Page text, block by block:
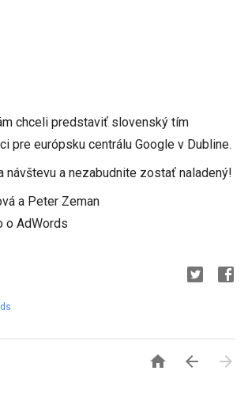
chceli predstaviť slovenský tím
pre európsku centrálu Google v Dubline.
návštevu a nezabudnite zostať naladený!
a Peter Zeman
o AdWords
  